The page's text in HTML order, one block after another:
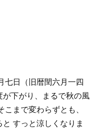
七日（旧暦閏六月一四
が下がり、まるで秋の風
まで変わらずとも、
すっと涼しくなりま